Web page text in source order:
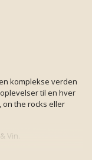
komplekse verden
til en hver
the rocks eller
Vin.